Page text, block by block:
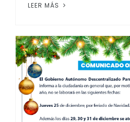
LEER MÁS